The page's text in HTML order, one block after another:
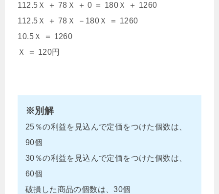
112.5Ｘ ＋ 78Ｘ ＋ 0 ＝ 180Ｘ ＋ 1260
112.5Ｘ ＋ 78Ｘ －180Ｘ ＝ 1260
10.5Ｘ ＝ 1260
Ｘ ＝ 120円
※別解
25％の利益を見込んで定価をつけた個数は、
90個
30％の利益を見込んで定価をつけた個数は、
60個
破損した商品の個数は、30個